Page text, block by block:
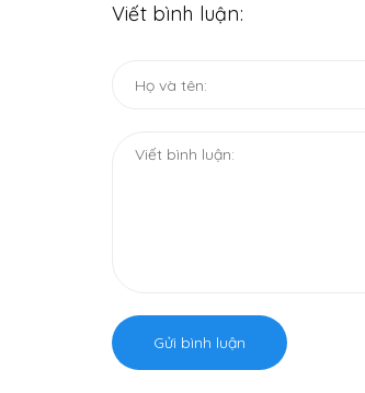
Viết bình luận:
Gửi bình luận